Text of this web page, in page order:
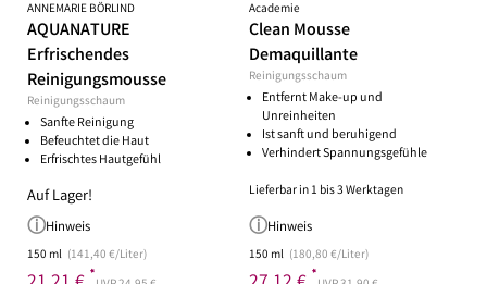
ANNEMARIE BÖRLIND
AQUANATURE
Erfrischendes
Reinigungsmousse
Reinigungsschaum
Sanfte Reinigung
Befeuchtet die Haut
Erfrischtes Hautgefühl
Auf Lager!
Hinweis
150 ml (141,40 €/Liter)
*
Academie
Clean Mousse
Demaquillante
Reinigungsschaum
Entfernt Make-up und
Unreinheiten
Ist sanft und beruhigend
Verhindert Spannungsgefühle
Lieferbar in 1 bis 3 Werktagen
Hinweis
150 ml (180,80 €/Liter)
*